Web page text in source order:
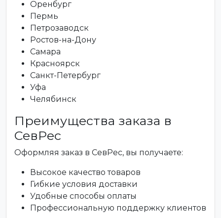
Оренбург
Пермь
Петрозаводск
Ростов-на-Дону
Самара
Красноярск
Санкт-Петербург
Уфа
Челябинск
Преимущества заказа в
СевРес
Оформляя заказ в СевРес, вы получаете:
Высокое качество товаров
Гибкие условия доставки
Удобные способы оплаты
Профессиональную поддержку клиентов